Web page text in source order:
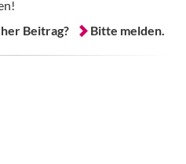
Beitrag?
Bitte melden.